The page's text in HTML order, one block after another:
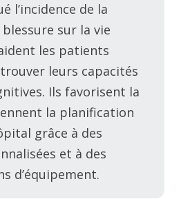
l’incidence de la
sur la vie
les patients
leurs capacités
Ils favorisent la
la planification
grâce à des
et à des
d’équipement.